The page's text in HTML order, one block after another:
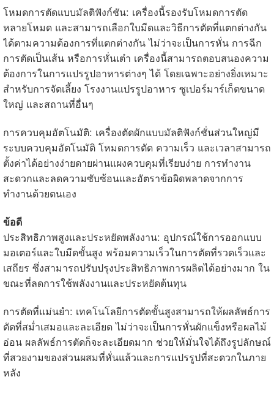
โหมดการตัดแบบมัลติฟังก์ชัน: เครื่องนี้รองรับโหมดการตัด
หลายโหมด และสามารถเลือกใบมีดและวิธีการตัดที่แตกต่างกัน
ได้ตามความต้องการที่แตกต่างกัน ไม่ว่าจะเป็นการหั่น การฉีก
การตัดเป็นเส้น หรือการหั่นเต๋า เครื่องนี้สามารถตอบสนองความ
ต้องการในการแปรรูปอาหารต่างๆ ได้ โดยเฉพาะอย่างยิ่งเหมาะ
สำหรับการจัดเลี้ยง โรงงานแปรรูปอาหาร ซูเปอร์มาร์เก็ตขนาด
ใหญ่ และสถานที่อื่นๆ
การควบคุมอัตโนมัติ: เครื่องตัดผักแบบมัลติฟังก์ชั่นส่วนใหญ่มี
ระบบควบคุมอัตโนมัติ โหมดการตัด ความเร็ว และเวลาสามารถ
ตั้งค่าได้อย่างง่ายดายผ่านแผงควบคุมที่เรียบง่าย การทำงาน
สะดวกและลดความซับซ้อนและอัตราข้อผิดพลาดจากการ
ทำงานด้วยตนเอง
ข้อดี
ประสิทธิภาพสูงและประหยัดพลังงาน: อุปกรณ์ใช้การออกแบบ
มอเตอร์และใบมีดขั้นสูง พร้อมความเร็วในการตัดที่รวดเร็วและ
เสถียร ซึ่งสามารถปรับปรุงประสิทธิภาพการผลิตได้อย่างมาก ใน
ขณะที่ลดการใช้พลังงานและประหยัดต้นทุน
การตัดที่แม่นยำ: เทคโนโลยีการตัดขั้นสูงสามารถให้ผลลัพธ์การ
ตัดที่สม่ำเสมอและละเอียด ไม่ว่าจะเป็นการหั่นผักแข็งหรือผลไม้
อ่อน ผลลัพธ์การตัดก็จะละเอียดมาก ช่วยให้มั่นใจได้ถึงรูปลักษณ์
ที่สวยงามของส่วนผสมที่หั่นแล้วและการแปรรูปที่สะดวกในภาย
หลัง